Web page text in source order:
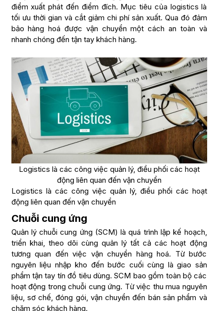
điểm xuất phát đến điểm đích. Mục tiêu của logistics là
tối ưu thời gian và cắt giảm chi phí sản xuất. Qua đó đảm
bảo hàng hoá được vận chuyển một cách an toàn và
nhanh chóng đến tận tay khách hàng.
Logistics là các công việc quản lý, điều phối các hoạt
động liên quan đến vận chuyển
Logistics là các công việc quản lý, điều phối các hoạt
động liên quan đến vận chuyển
Chuỗi cung ứng
Quản lý chuỗi cung ứng (SCM) là quá trình lập kế hoạch,
triển khai, theo dõi cùng quản lý tất cả các hoạt động
tương quan đến việc vận chuyển hàng hoá. Từ bước
nguyên liệu nhập kho đến bước cuối cùng là giao sản
phẩm tận tay tín đồ tiêu dùng. SCM bao gồm toàn bộ các
hoạt động trong chuỗi cung ứng. Từ việc thu mua nguyên
liệu, sơ chế, đóng gói, vận chuyển đến bán sản phẩm và
chăm sóc khách hàng.